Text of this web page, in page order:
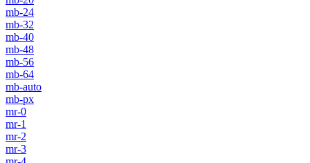
mb-24
mb-32
mb-40
mb-48
mb-56
mb-64
mb-auto
mb-px
mr-0
mr-1
mr-2
mr-3